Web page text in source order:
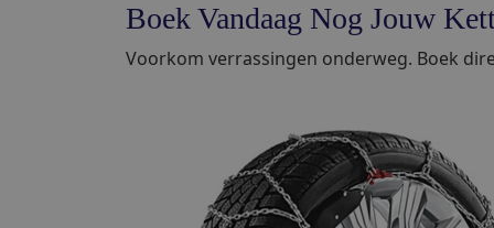
Boek Vandaag Nog Jouw
Voorkom verrassingen onderweg. Boek